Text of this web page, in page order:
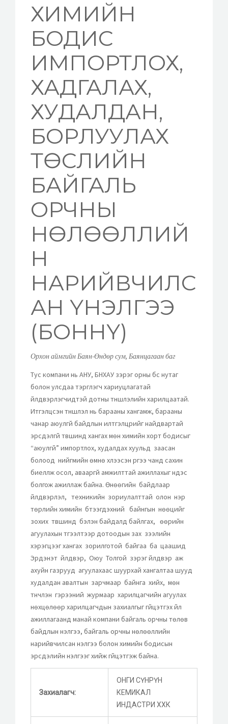
ХИМИЙН
БОДИС
ИМПОРТЛОХ,
ХАДГАЛАХ,
ХУДАЛДАН,
БОРЛУУЛАХ
ТӨСЛИЙН
БАЙГАЛЬ
ОРЧНЫ
НӨЛӨӨЛЛИЙ
Н
НАРИЙВЧИЛС
АН ҮНЭЛГЭЭ
(БОННҮ)
Орхон аймгийн Баян-Өндөр сум, Баянцагаан баг
Тус компани нь АНУ, БНХАУ зэрэг орны бүс нутаг
болон улсдаа тэргүүлэгч хариуцлагатай
үйлдвэрлэгчидтэй дотны түншлэлийн харилцаатай.
Итгэлцсэн түншлэл нь барааны хангамж, барааны
чанар аюулгүй байдлын илтгэлцүүрийг найдвартай
эрсдэлгүй түвшинд хангах мөн химийн хорт бодисыг
“аюулгүй” импортлох, худалдах хуульд заасан
болоод нийгмийн өмнө хүлээсэн үүргээ чанд сахин
биелүүлж осол, авааргүй амжилттай ажиллахыг үндэс
болгож ажиллаж байна. Өнөөгийн байдлаар
үйлдвэрлэл, техникийн зориулалттай олон нэр
төрлийн химийн бүтээгдэхүүний байнгын нөөцийг
зохих түвшинд бэлэн байдалд байлгах, өөрийн
агуулахын түгээлтээр дотоодын зах зээлийн
хэрэгцээг хангах зорилготой байгаа ба цаашид
Эрдэнэт үйлдвэр, Оюу Толгой зэрэг үйлдвэр аж
ахуйн газрууд агуулахаас шуурхай хангалтаа шууд
худалдан авалтын зарчмаар байнга хийх, мөн
түүнчлэн гэрээний журмаар харилцагчийн агуулах
нөхцөлөөр харилцагчдын захиалгыг гүйцэтгэх үйл
ажиллагаанд манай компани байгаль орчны төлөв
байдлын үнэлгээ, байгаль орчны нөлөөллийн
нарийвчилсан үнэлгээ болон химийн бодисын
эрсдэлийн үнэлгээг хийж гүйцэтгэж байна.
Захиалагч:
ОНГИ СҮНРҮН
КЕМИКАЛ
ИНДАСТРИ ХХК